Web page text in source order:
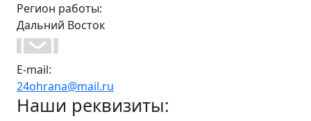
Регион работы:
Дальний Восток
E-mail:
24ohrana@mail.ru
Наши реквизиты: